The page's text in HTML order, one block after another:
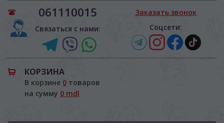
061110015
Связаться с нами:
Заказать звонок
Соцсети:
КОРЗИНА
В корзине 0 товаров
на сумму 0 mdl